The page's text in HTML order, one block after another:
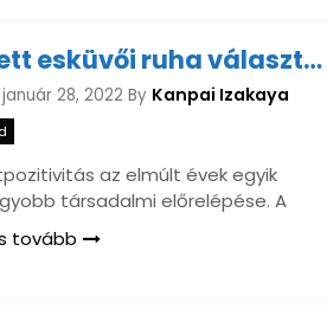
Molett esküvői ruha választása pozitív testképpel a legjobb
január 28, 2022 By Kanpai Izakaya
az elmúlt évek egyik
társadalmi előrelépése. A
tovább